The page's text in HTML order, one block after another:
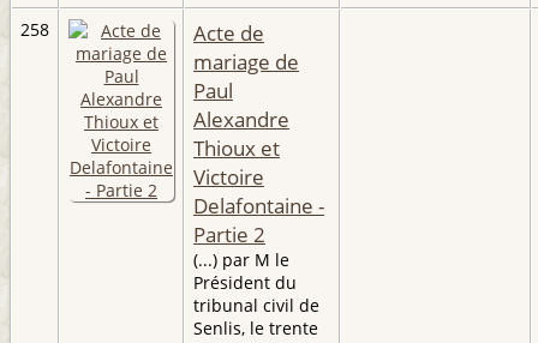
258
Acte de
mariage de
Paul
Alexandre
Thioux et
Victoire
Delafontaine -
Partie 2
(...) par M le
Président du
tribunal civil de
Senlis, le trente